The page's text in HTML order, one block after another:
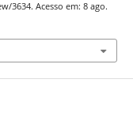
Acesso em: 8 ago.